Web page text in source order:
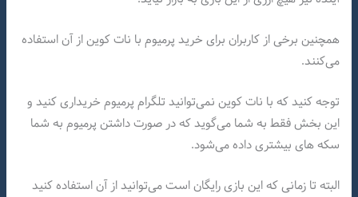
همچنین برخی از کاربران برای خرید پرمیوم با نات کوین از آن استفاده
می‌کنند.
توجه کنید که با نات کوین نمی‌توانید تلگرام پرمیوم خریداری کنید و
این بخش فقط به شما می‌گوید که در صورت داشتن پرمیوم به شما
سکه های بیشتری داده می‌شود.
البته تا زمانی که این بازی رایگان است می‌توانید از آن استفاده کنید